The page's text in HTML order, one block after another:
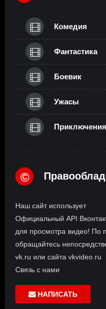
Комедия
Фантастика
Боевик
Ужасы
Приключения
©
Наш сайт использует
Официальный API
для просмотра видео! По
обращайтесь
vk.ru или сайта vkvideo.ru
Связь с нами
НАПИСАТЬ